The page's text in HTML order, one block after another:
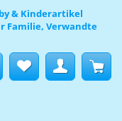
& Kinderartikel
Familie, Verwandte